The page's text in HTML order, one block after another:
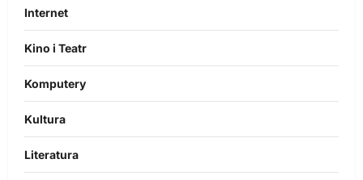
Internet
Kino i Teatr
Komputery
Kultura
Literatura